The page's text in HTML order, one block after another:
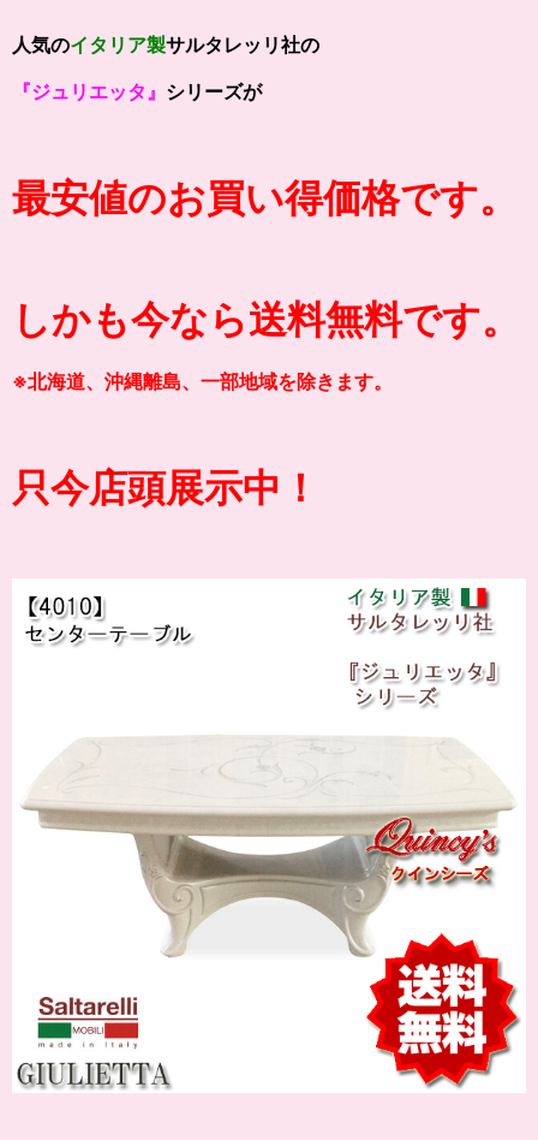
人気のイタリア製サルタレッリ社の
『ジュリエッタ』 シリーズが
最安値のお買い得価格です。
しかも今なら送料無料です。
※北海道、沖縄離島、一部地域を除きます。
只今店頭展示中！